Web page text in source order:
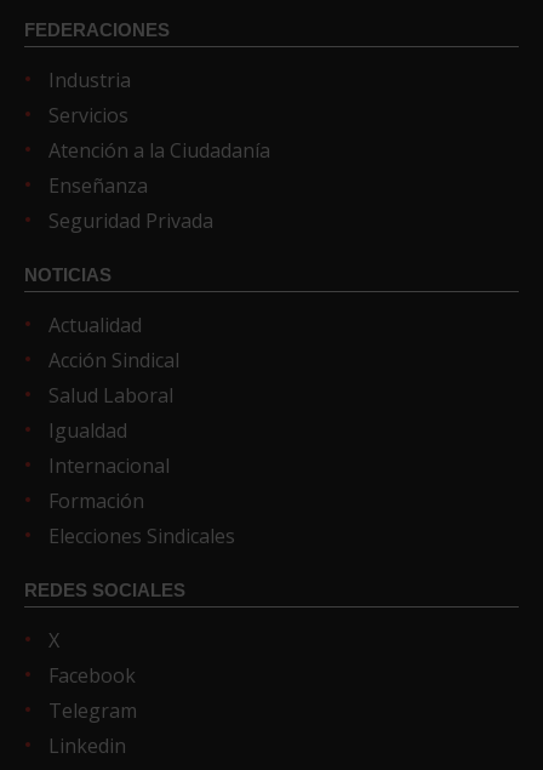
FEDERACIONES
Industria
Servicios
Atención a la Ciudadanía
Enseñanza
Seguridad Privada
NOTICIAS
Actualidad
Acción Sindical
Salud Laboral
Igualdad
Internacional
Formación
Elecciones Sindicales
REDES SOCIALES
X
Facebook
Telegram
Linkedin